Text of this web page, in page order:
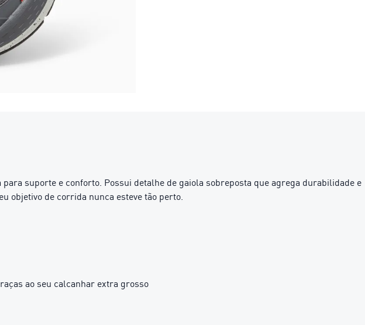
suporte e conforto. Possui detalhe de gaiola sobreposta que agrega durabilidade e
objetivo de corrida nunca esteve tão perto.
ao seu calcanhar extra grosso